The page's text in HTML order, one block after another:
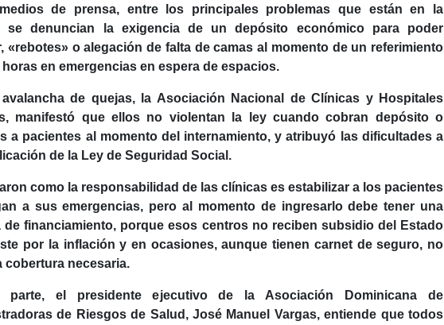
de prensa, entre los principales problemas que están en la
se denuncian la exigencia de un depósito económico para poder
«rebotes» o alegación de falta de camas al momento de un referimiento
en emergencias en espera de espacios.
de quejas, la Asociación Nacional de Clínicas y Hospitales
manifestó que ellos no violentan la ley cuando cobran depósito o
a pacientes al momento del internamiento, y atribuyó las dificultades a
de la Ley de Seguridad Social.
como la responsabilidad de las clínicas es estabilizar a los pacientes
a sus emergencias, pero al momento de ingresarlo debe tener una
de financiamiento, porque esos centros no reciben subsidio del Estado
por la inflación y en ocasiones, aunque tienen carnet de seguro, no
cobertura necesaria.
parte, el presidente ejecutivo de la Asociación Dominicana de
de Riesgos de Salud, José Manuel Vargas, entiende que todos